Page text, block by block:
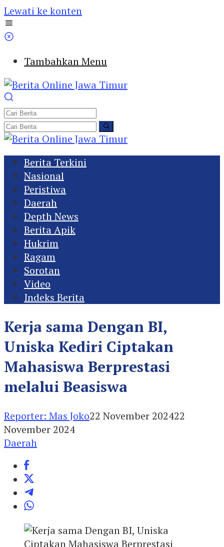
Lewati ke konten
Tambahkan Menu
Berita Terkini
Nasional
Peristiwa
Daerah
Depth News
Berita Apik
Hukrim
Ragam
Sorotan
Video
Indeks Berita
Kerja sama Dengan BI,
Uniska Kediri Ciptakan
Mahasiswa Berprestasi
melalui Beasiswa
Reporter: Mas Joko22 November 202422
November 2024
Daerah